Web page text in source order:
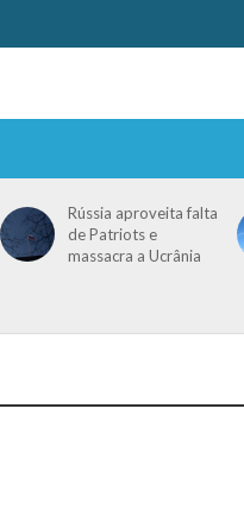
Rússia aproveita falta
de Patriots e
massacra a Ucrânia